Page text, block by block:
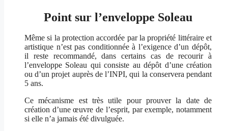
Point sur l’enveloppe Soleau
Même si la protection accordée par la propriété littéraire et
artistique n’est pas conditionnée à l’exigence d’un dépôt,
il reste recommandé, dans certains cas de recourir à
l’enveloppe Soleau qui consiste au dépôt d’une création
ou d’un projet auprès de l’INPI, qui la conservera pendant
5 ans.
Ce mécanisme est très utile pour prouver la date de
création d’une œuvre de l’esprit, par exemple, notamment
si elle n’a jamais été divulguée.